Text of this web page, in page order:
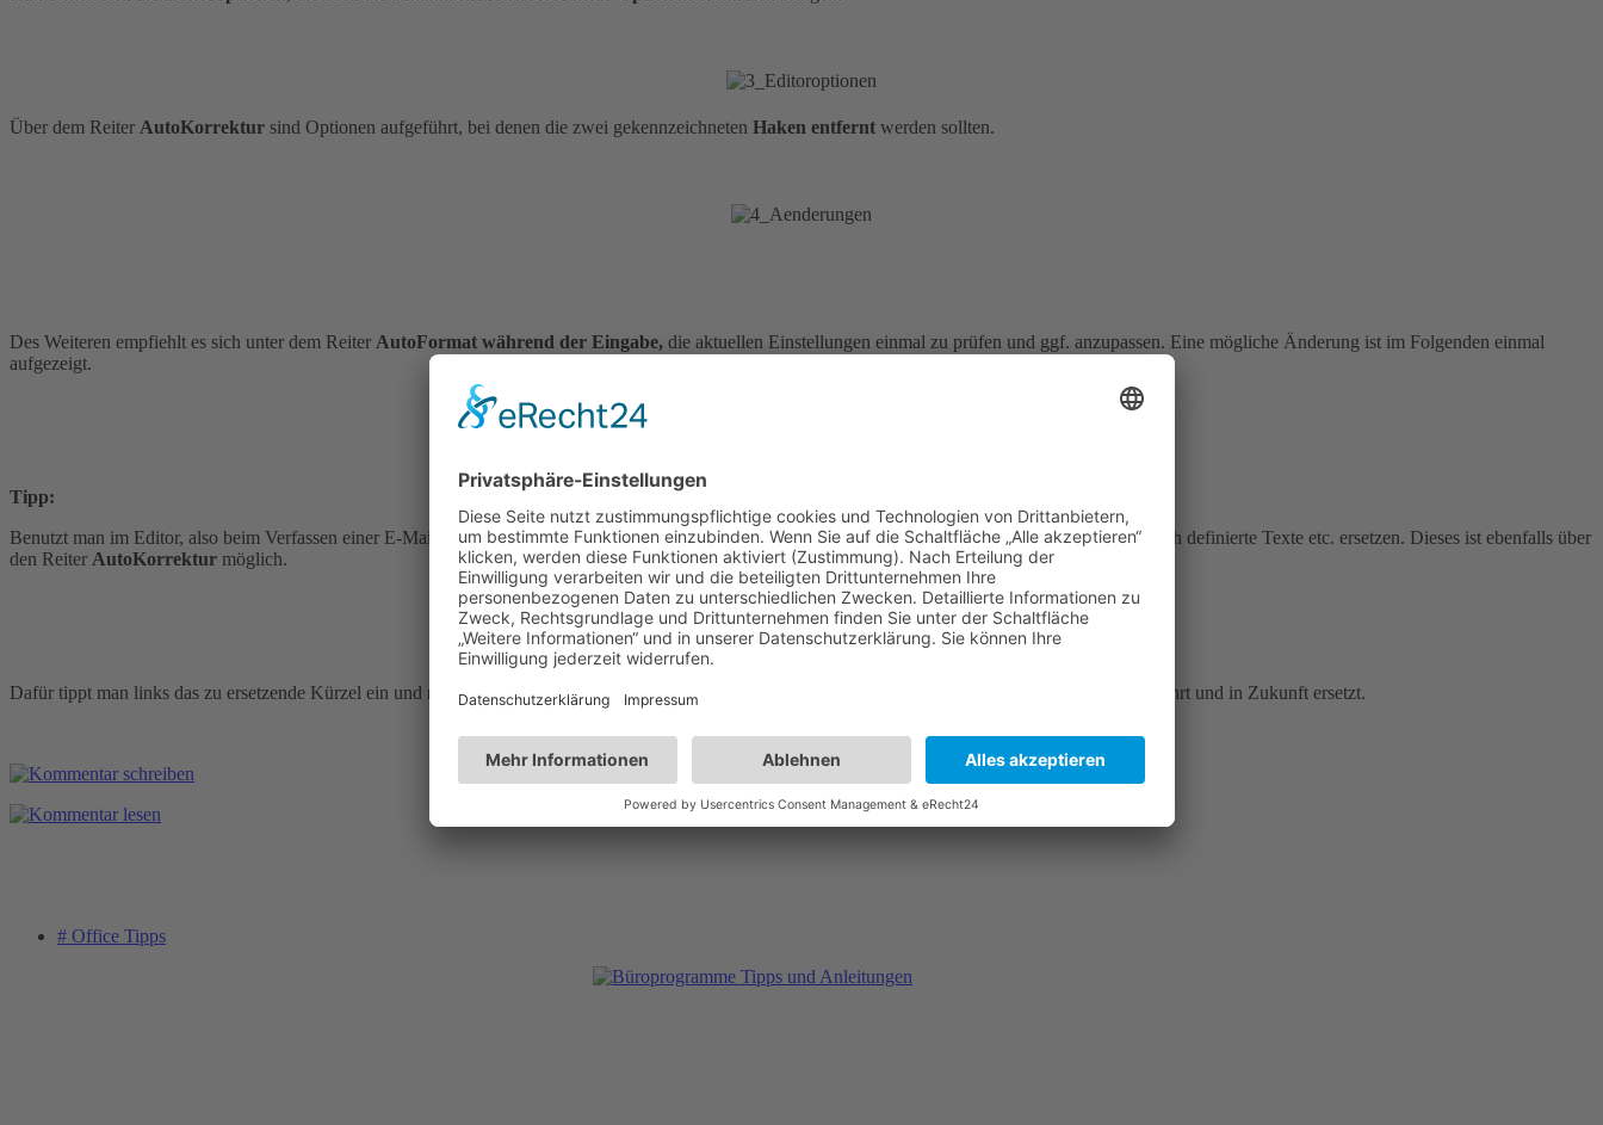
Über dem Reiter AutoKorrektur sind Optionen aufgeführt, bei denen die zwei gekennzeichneten Haken entfernt werden sollten.
Des Weiteren empfiehlt es sich unter dem Reiter AutoFormat während der Eingabe, die aktuellen Einstellungen einmal zu prüfen und ggf. anzupassen. Eine mögliche Änderung ist im Folgenden einmal
aufgezeigt.
Tipp:
Benutzt man im Editor, also beim Verfassen einer E-Mail, häufig eigene Abkürzungen wie zum Beispiel MFG, lassen sich diese während der Eingabe durch definierte Texte etc. ersetzen. Dieses ist ebenfalls über
den Reiter AutoKorrektur möglich.
Dafür tippt man links das zu ersetzende Kürzel ein und rechts die korrekte Ausführung. Mit , wird diese Kombination nun in der Liste aufgeführt und in Zukunft ersetzt.
# Office Tipps